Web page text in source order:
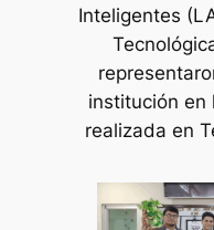
Inteligentes
institución en
realizada en